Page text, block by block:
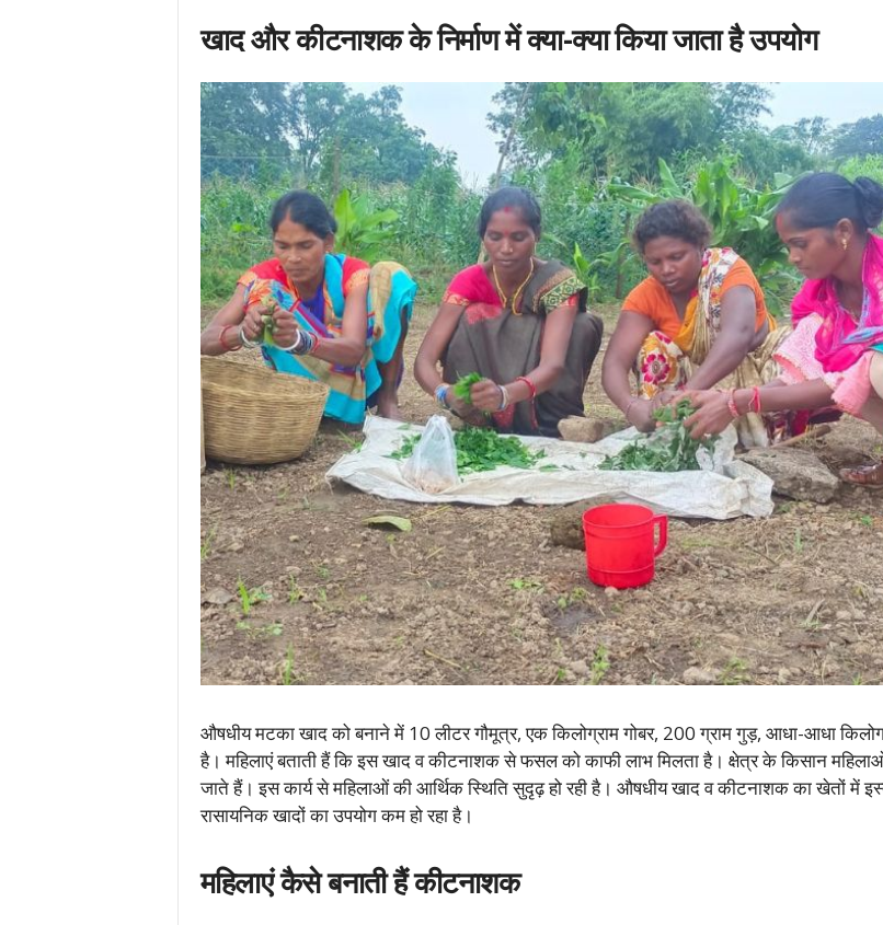
खाद और कीटनाशक के निर्माण में क्या-क्या किया जाता है उपयोग
औषधीय मटका खाद को बनाने में 10 लीटर गौमूत्र, एक किलोग्राम गोबर, 200 ग्राम गुड़, आधा-आधा
है। महिलाएं बताती हैं कि इस खाद व कीटनाशक से फसल को काफी लाभ मिलता है। क्षेत्र के किसान
जाते हैं। इस कार्य से महिलाओं की आर्थिक स्थिति सुदृढ़ हो रही है। औषधीय खाद व कीटनाशक का खेतों में
रासायनिक खादों का उपयोग कम हो रहा है।
महिलाएं कैसे बनाती हैं कीटनाशक